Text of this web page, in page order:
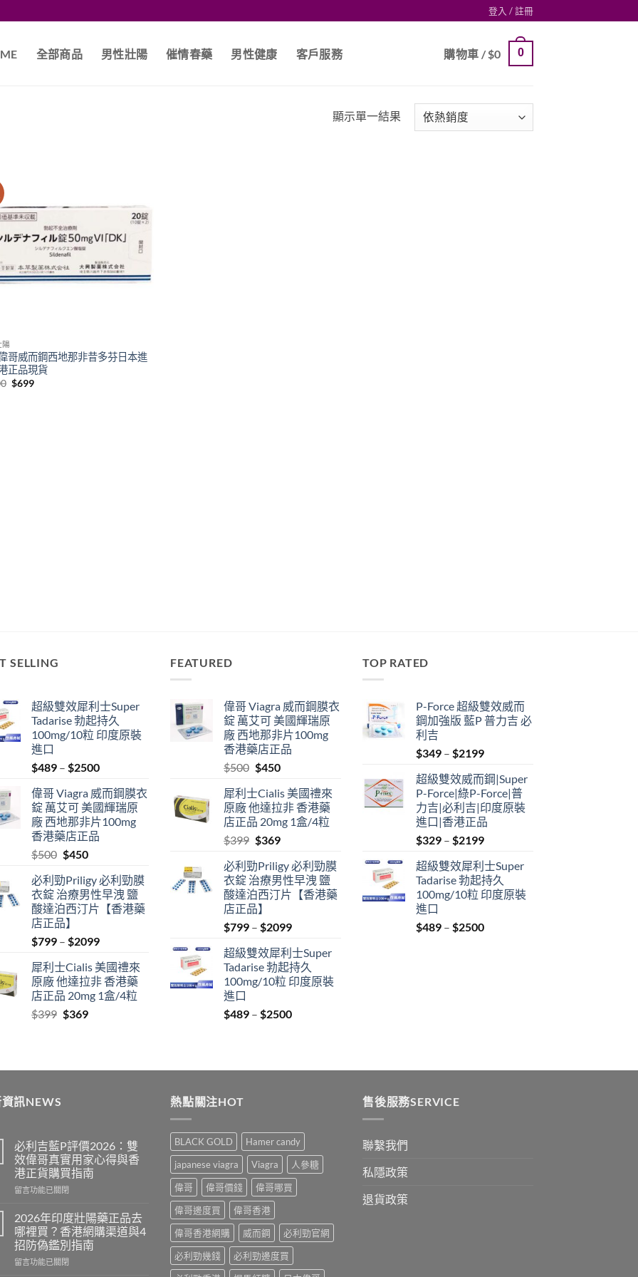
登入 / 註冊
全部商品 男性壯陽 催情春藥 男性健康 客戶服務 購物車 /$0 0
顯示單一結果
陽
哥威而鋼西地那非昔多芬日本進
正品現貨
Original
$699Current
SELLING
超級雙效犀利士Super
Tadarise 勃起持久
100mg/10粒 印度原裝
進口
$489 – $2500Price
$489
through
$2500
偉哥 Viagra 威而鋼膜衣
錠 萬艾可 美國輝瑞原
廠 西地那非片100mg
香港藥店正品
$500 Original
was:
$500.
$450Current
is:
$450.
必利勁Priligy 必利勁膜
衣錠 治療男性早洩 鹽
酸達泊西汀片【香港藥
店正品】
$799 – $2099Price
$799
through
$2099
犀利士Cialis 美國禮來
原廠 他達拉非 香港藥
店正品 20mg 1盒/4粒
$399 Original
$369Current
FEATURED
偉哥 Viagra 威而鋼膜衣
錠 萬艾可 美國輝瑞原
廠 西地那非片100mg
香港藥店正品
$500 Original
was:
$500.
$450Current
is:
$450.
犀利士Cialis 美國禮來
原廠 他達拉非 香港藥
店正品 20mg 1盒/4粒
$399 Original
was:
$399.
$369Current
is:
$369.
必利勁Priligy 必利勁膜
衣錠 治療男性早洩 鹽
酸達泊西汀片【香港藥
店正品】
$799 – $2099Price
$799
through
$2099
超級雙效犀利士Super
Tadarise 勃起持久
100mg/10粒 印度原裝
進口
$489 – $2500Price
$2500
TOP RATED
P-Force 超級雙效威而
鋼加強版 藍P 普力吉 必
利吉
$349 – $2199Price
$349
through
$2199
超級雙效威而鋼|Super
P-Force|綠P-Force|普
力吉|必利吉|印度原裝
進口|香港正品
$329 – $2199Price
$329
through
$2199
超級雙效犀利士Super
Tadarise 勃起持久
100mg/10粒 印度原裝
進口
$489 – $2500Price
訊NEWS
必利吉藍P評價2026：雙
效偉哥真實用家心得與香
港正貨購買指南
在
利
吉
藍
P
評
留言功能已關閉
2026年印度壯陽藥正品去
哪裡買？香港網購渠道與4
招防偽鑑別指南
在
留言功能已關閉
熱點關注HOT
BLACK GOLD
Hamer candy
japanese viagra
Viagra
人參糖
偉哥
偉哥價錢
偉哥哪買
偉哥邊度買
偉哥香港
偉哥香港網購
威而鋼
必利勁官網
必利勁幾錢
必利勁邊度買
售後服務SERVICE
聯繫我們
私隱政策
退貨政策